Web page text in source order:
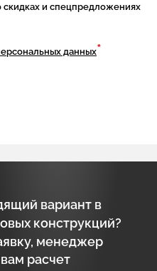
и спецпредложениях
данных*
вариант в
конструкций?
менеджер
расчет